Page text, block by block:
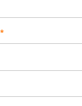
*